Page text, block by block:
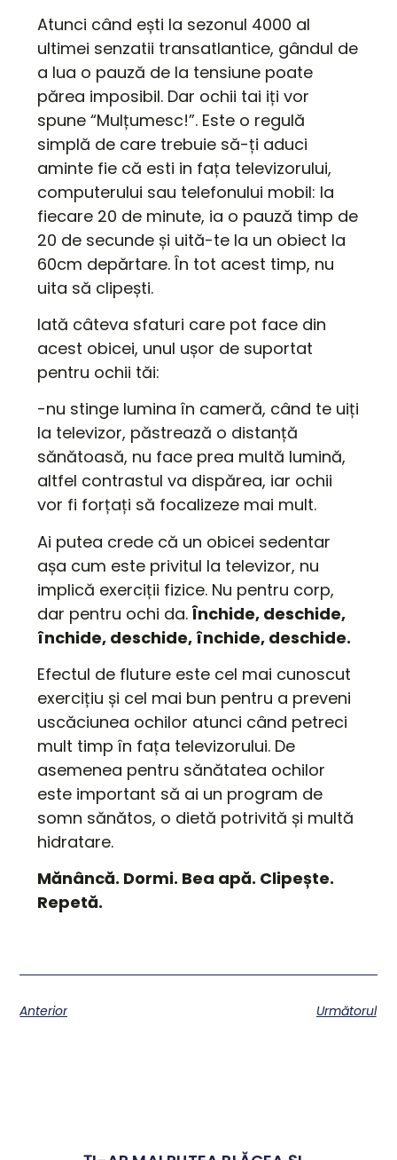
Atunci când ești la sezonul 4000 al
ultimei senzatii transatlantice, gândul de
a lua o pauză de la tensiune poate
părea imposibil. Dar ochii tai iți vor
spune “Mulțumesc!”. Este o regulă
simplă de care trebuie să-ți aduci
aminte fie că esti in fața televizorului,
computerului sau telefonului mobil: la
fiecare 20 de minute, ia o pauză timp de
20 de secunde și uită-te la un obiect la
60cm depărtare. În tot acest timp, nu
uita să clipești.
Iată câteva sfaturi care pot face din
acest obicei, unul ușor de suportat
pentru ochii tăi:
-nu stinge lumina în cameră, când te uiți
la televizor, păstrează o distanță
sănătoasă, nu face prea multă lumină,
altfel contrastul va dispărea, iar ochii
vor fi forțați să focalizeze mai mult.
Ai putea crede că un obicei sedentar
așa cum este privitul la televizor, nu
implică exerciții fizice. Nu pentru corp,
dar pentru ochi da.Închide, deschide,
închide, deschide, închide, deschide.
Efectul de fluture este cel mai cunoscut
exercițiu și cel mai bun pentru a preveni
uscăciunea ochilor atunci când petreci
mult timp în fața televizorului. De
asemenea pentru sănătatea ochilor
este important să ai un program de
somn sănătos, o dietă potrivită și multă
hidratare.
Mănâncă. Dormi. Bea apă. Clipește.
Repetă.
Anterior Următorul